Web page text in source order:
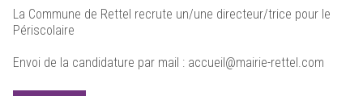
La Commune de Rettel recrute un/une directeur/trice pour le
Périscolaire
Envoi de la candidature par mail : accueil@mairie-rettel.com